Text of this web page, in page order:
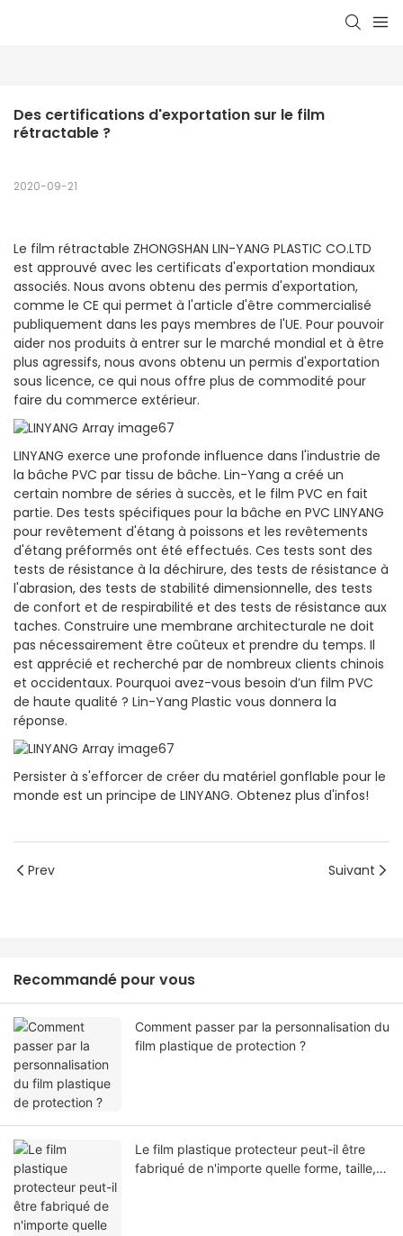
Des certifications d'exportation sur le film
rétractable ?
2020-09-21
Le film rétractable ZHONGSHAN LIN-YANG PLASTIC CO.LTD
est approuvé avec les certificats d'exportation mondiaux
associés. Nous avons obtenu des permis d'exportation,
comme le CE qui permet à l'article d'être commercialisé
publiquement dans les pays membres de l'UE. Pour pouvoir
aider nos produits à entrer sur le marché mondial et à être
plus agressifs, nous avons obtenu un permis d'exportation
sous licence, ce qui nous offre plus de commodité pour
faire du commerce extérieur.
LINYANG exerce une profonde influence dans l'industrie de
la bâche PVC par tissu de bâche. Lin-Yang a créé un
certain nombre de séries à succès, et le film PVC en fait
partie. Des tests spécifiques pour la bâche en PVC LINYANG
pour revêtement d'étang à poissons et les revêtements
d'étang préformés ont été effectués. Ces tests sont des
tests de résistance à la déchirure, des tests de résistance à
l'abrasion, des tests de stabilité dimensionnelle, des tests
de confort et de respirabilité et des tests de résistance aux
taches. Construire une membrane architecturale ne doit
pas nécessairement être coûteux et prendre du temps. Il
est apprécié et recherché par de nombreux clients chinois
et occidentaux. Pourquoi avez-vous besoin d’un film PVC
de haute qualité ? Lin-Yang Plastic vous donnera la
réponse.
Persister à s'efforcer de créer du matériel gonflable pour le
monde est un principe de LINYANG. Obtenez plus d'infos!
Prev Suivant
Recommandé pour vous
Comment passer par la personnalisation du
film plastique de protection ?
Le film plastique protecteur peut-il être
fabriqué de n'importe quelle forme, taille,